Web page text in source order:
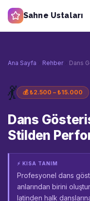
Sahne Ustaları
Ana Sayfa Rehber Dans
💃 💰₺2.500 – ₺15.000
Dans
Stilden
⚡ KISA TANIM
Profesyonel dans
anlarından birini
latinden halk